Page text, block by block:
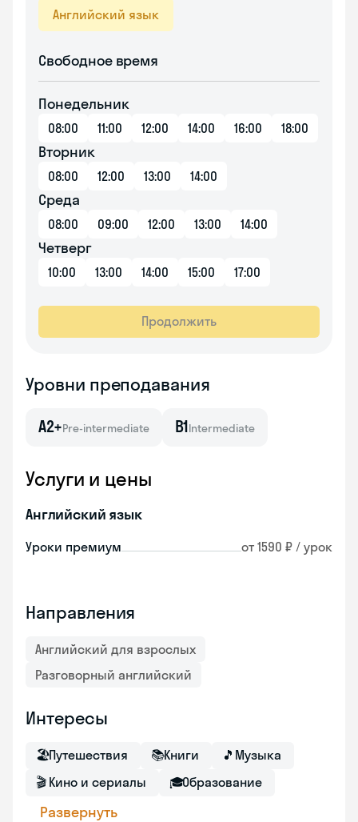
Английский язык
Свободное время
Понедельник
08:00 11:00 12:00 14:00 16:00 18:00
Вторник
08:00 12:00 13:00 14:00
Среда
08:00 09:00 12:00 13:00 14:00
Четверг
10:00 13:00 14:00 15:00 17:00
Продолжить
Уровни преподавания
A2+Pre-intermediate B1Intermediate
Услуги и цены
Английский язык
Уроки премиум от 1590 ₽ / урок
Направления
Английский для взрослых
Разговорный английский
Интересы
🏖Путешествия 📚Книги 🎵 Музыка
🎬 Кино и сериалы 🎓Образование
Развернуть